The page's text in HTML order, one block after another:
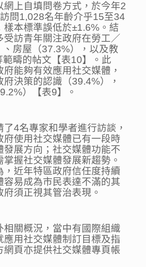
網上自填問卷方式，於今年2
問1,028名年齡介乎15至34
樣本標準誤低於±1.6%。結
受訪青年關注政府在勞工／
房屋（37.3%），以及教
疇的帖文【表10】。此
能夠有效應用社交媒體，
決策的認識（39.4%），
）【表9】。
4名專家和學者進行訪談，
府使用社交媒體已有一段時
發展方向；社交媒體功能不
掌握社交媒體發展新趨勢。
，近年特區政府信任度持續
容易成為市民表達不滿的其
須正視其管治表現。
相關概況，當中有國際組織
應用社交媒體制訂目標及指
網頁亦提供社交媒體專頁帳